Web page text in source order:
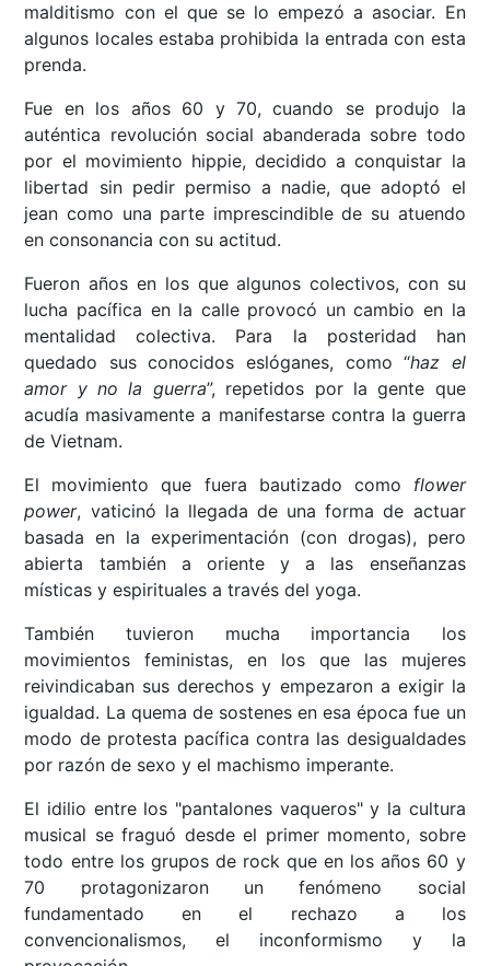
malditismo con el que se lo empezó a asociar. En
algunos locales estaba prohibida la entrada con esta
prenda.
Fue en los años 60 y 70, cuando se produjo la
auténtica revolución social abanderada sobre todo
por el movimiento hippie, decidido a conquistar la
libertad sin pedir permiso a nadie, que adoptó el
jean como una parte imprescindible de su atuendo
en consonancia con su actitud.
Fueron años en los que algunos colectivos, con su
lucha pacífica en la calle provocó un cambio en la
mentalidad colectiva. Para la posteridad han
quedado sus conocidos eslóganes, como “haz el
amor y no la guerra”, repetidos por la gente que
acudía masivamente a manifestarse contra la guerra
de Vietnam.
El movimiento que fuera bautizado como flower
power, vaticinó la llegada de una forma de actuar
basada en la experimentación (con drogas), pero
abierta también a oriente y a las enseñanzas
místicas y espirituales a través del yoga.
También tuvieron mucha importancia los
movimientos feministas, en los que las mujeres
reivindicaban sus derechos y empezaron a exigir la
igualdad. La quema de sostenes en esa época fue un
modo de protesta pacífica contra las desigualdades
por razón de sexo y el machismo imperante.
El idilio entre los "pantalones vaqueros" y la cultura
musical se fraguó desde el primer momento, sobre
todo entre los grupos de rock que en los años 60 y
70 protagonizaron un fenómeno social
fundamentado en el rechazo a los
convencionalismos, el inconformismo y la